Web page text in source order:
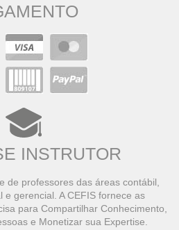
INSTRUTOR
de professores das áreas contábil,
e gerencial. A CEFIS fornece as
para Compartilhar Conhecimento,
e Monetizar sua Expertise.